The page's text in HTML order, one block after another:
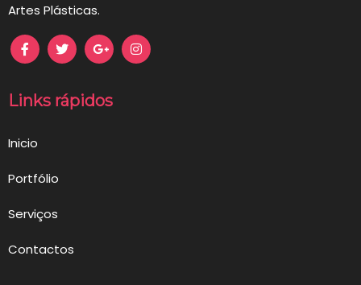
Artes Plásticas.
Links rápidos
Inicio
Portfólio
Serviços
Contactos